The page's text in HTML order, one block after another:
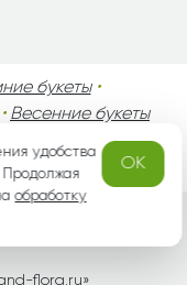
букеты•
Весенние букеты
•
flora.ru»
удобства
Продолжая
обработку
OK